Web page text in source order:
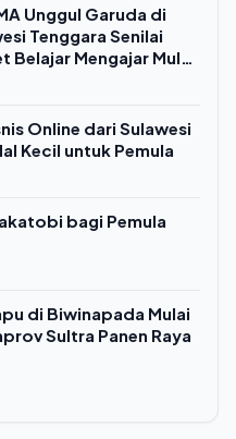
Unggul Garuda di
Tenggara Senilai
Belajar Mengajar Mulai
Online dari Sulawesi
Kecil untuk Pemula
bagi Pemula
di Biwinapada Mulai
Sultra Panen Raya